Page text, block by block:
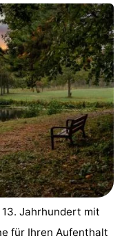
Jahrhundert mit
für Ihren Aufenthalt